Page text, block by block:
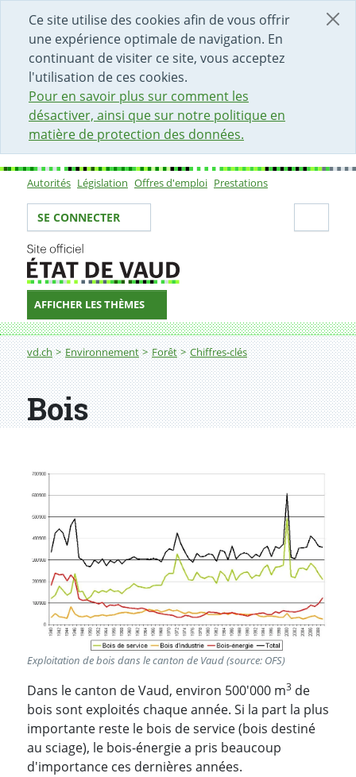
Ce site utilise des cookies afin de vous offrir
une expérience optimale de navigation. En
continuant de visiter ce site, vous acceptez
l'utilisation de ces cookies.
Pour en savoir plus sur comment les
désactiver, ainsi que sur notre politique en
matière de protection des données.
DÉBUT DU CONTENU DE LA PAGE
ACCÈS AU CHAMP DE RECHERCHE
PAGE D'ACCUEIL
FORMULAIRE DE CONTACT
Sous-navigation
Autorités Législation Offres d'emploi Prestations
Votre identité
SE CONNECTER
AFFICHER LES THÈMES
Fil d'Ariane
vd.ch Environnement Forêt Chiffres-clés
Bois
Bois
Exploitation de bois dans le canton de Vaud (source: OFS)
Dans le canton de Vaud, environ 500'000 m3 de
bois sont exploités chaque année. Si la part la plus
importante reste le bois de service (bois destiné
au sciage), le bois-énergie a pris beaucoup
d'importance ces dernières années.